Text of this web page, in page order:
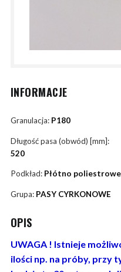
INFORMACJE
Granulacja: P180
Długość pasa (obwód) [mm]:
520
Podkład: Płótno poliestrowe
Grupa: PASY CYRKONOWE
OPIS
UWAGA ! Istnieje
ilości np. na próby, przy